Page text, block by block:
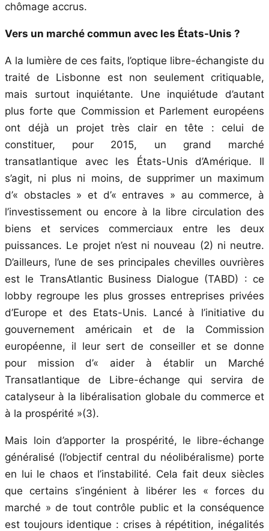
chômage accrus.
Vers un marché commun avec les États-Unis ?
A la lumière de ces faits, l’optique libre-échangiste du
traité de Lisbonne est non seulement critiquable,
mais surtout inquiétante. Une inquiétude d’autant
plus forte que Commission et Parlement européens
ont déjà un projet très clair en tête : celui de
constituer, pour 2015, un grand marché
transatlantique avec les États-Unis d’Amérique. Il
s’agit, ni plus ni moins, de supprimer un maximum
d’« obstacles » et d’« entraves » au commerce, à
l’investissement ou encore à la libre circulation des
biens et services commerciaux entre les deux
puissances. Le projet n’est ni nouveau (2) ni neutre.
D’ailleurs, l’une de ses principales chevilles ouvrières
est le TransAtlantic Business Dialogue (TABD) : ce
lobby regroupe les plus grosses entreprises privées
d’Europe et des Etats-Unis. Lancé à l’initiative du
gouvernement américain et de la Commission
européenne, il leur sert de conseiller et se donne
pour mission d’« aider à établir un Marché
Transatlantique de Libre-échange qui servira de
catalyseur à la libéralisation globale du commerce et
à la prospérité »(3).
Mais loin d’apporter la prospérité, le libre-échange
généralisé (l’objectif central du néolibéralisme) porte
en lui le chaos et l’instabilité. Cela fait deux siècles
que certains s’ingénient à libérer les « forces du
marché » de tout contrôle public et la conséquence
est toujours identique : crises à répétition, inégalités